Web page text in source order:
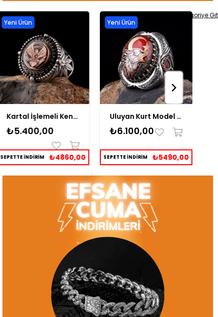
Kartal İşlemeli Kenarları Zirkon Taşlı Gümüş Yüzük
₺5.400,00
SEPETTE İNDİRİM ₺4860,00
Yeni Ürün
Uluyan Kurt Model Zirkon Taşlı Erkek Gümüş Yüzük
₺6.100,00
SEPETTE İNDİRİM ₺5490,00
Yeni Ürün
Kategoriye Git